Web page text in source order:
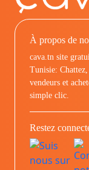
À propos de
cava.tn site
Tunisie:
vendeurs et
simple clic.
Restez